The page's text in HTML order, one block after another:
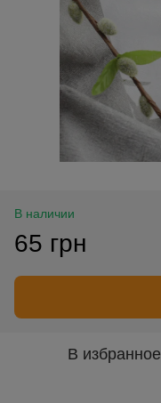
В наличии
65 грн
В избранное